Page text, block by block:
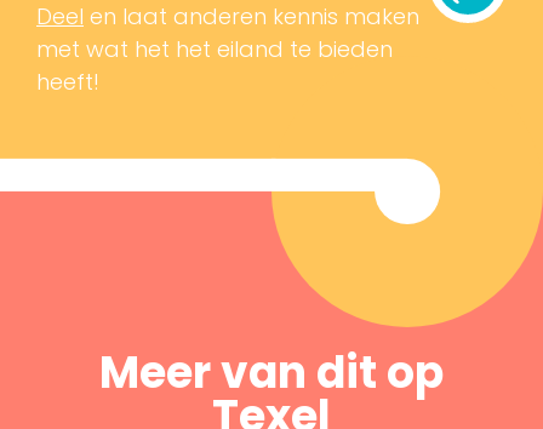
Deel en laat anderen kennis maken
met wat het het eiland te bieden
heeft!
Meer van dit op
Texel